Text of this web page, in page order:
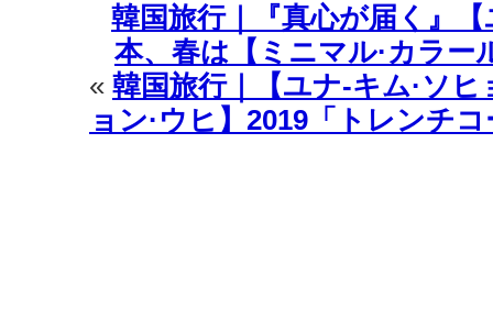
韓国旅行｜『真心が届く』
本、春は【ミニマル·カラー
« 韓国旅行｜【ユナ-キム·ソ
ョン·ウヒ】2019「トレンチ